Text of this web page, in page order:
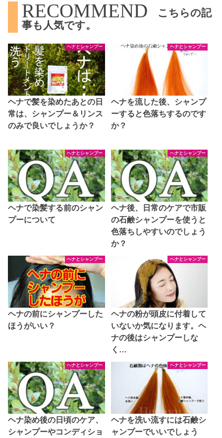
RECOMMEND
こちらの記
事も人気です。
ヘナとシャンプー
ヘナで髪を染めたあとの日
常は、シャンプー＆リンス
のみで良いでしょうか？
ヘナとシャンプー
ヘナを流した後、シャンプ
ーすると色落ちするのです
か？
ヘナとシャンプー
ヘナで染髪する前のシャン
プーについて
ヘナとシャンプー
ヘナ後、日常のケアで市販
の石鹸シャンプーを使うと
色落ちしやすいのでしょう
か？
ヘナとシャンプー
ヘナの前にシャンプーした
ほうがいい？
ヘナとシャンプー
ヘナの粉が頭皮に付着して
いないか気になります。ヘ
ナの後はシャンプーしな
く…
ヘナとシャンプー
ヘナ染め後の日頃のケア、
シャンプーやコンディショ
ヘナとシャンプー
ヘナを洗い流すには石鹸シ
ャンプーでいいでしょう